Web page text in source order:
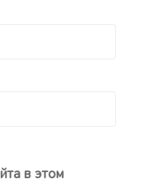
в этом